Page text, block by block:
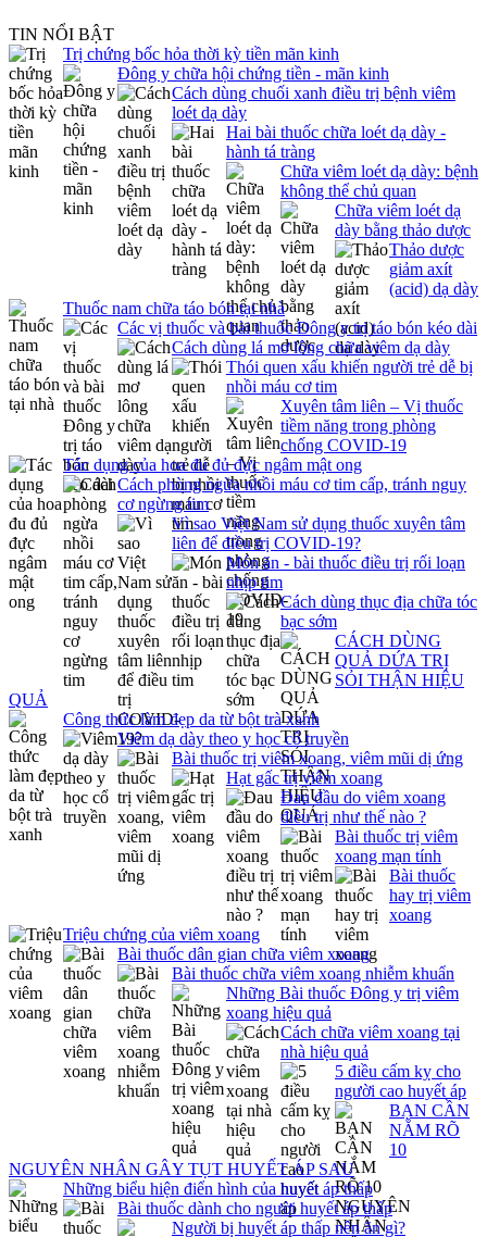
TIN NỔI BẬT
Trị chứng bốc hỏa thời kỳ tiền mãn kinh
Đông y chữa hội chứng tiền - mãn kinh
Cách dùng chuối xanh điều trị bệnh viêm
loét dạ dày
Hai bài thuốc chữa loét dạ dày -
hành tá tràng
Chữa viêm loét dạ dày: bệnh
không thể chủ quan
Chữa viêm loét dạ
dày bằng thảo dược
Thảo dược
giảm axít
(acid) dạ dày
Thuốc nam chữa táo bón tại nhà
Các vị thuốc và bài thuốc Đông y trị táo bón kéo dài
Cách dùng lá mơ lông chữa viêm dạ dày
Thói quen xấu khiến người trẻ dễ bị
nhồi máu cơ tim
Xuyên tâm liên – Vị thuốc
tiềm năng trong phòng
chống COVID-19
Tác dụng của hoa đu đủ đực ngâm mật ong
Cách phòng ngừa nhồi máu cơ tim cấp, tránh nguy
cơ ngừng tim
Vì sao Việt Nam sử dụng thuốc xuyên tâm
liên để điều trị COVID-19?
Món ăn - bài thuốc điều trị rối loạn
nhịp tim
Cách dùng thục địa chữa tóc
bạc sớm
CÁCH DÙNG
QUẢ DỨA TRỊ
SỎI THẬN HIỆU
QUẢ
Công thức làm đẹp da từ bột trà xanh
Viêm dạ dày theo y học cổ truyền
Bài thuốc trị viêm xoang, viêm mũi dị ứng
Hạt gấc trị viêm xoang
Đau đầu do viêm xoang
điều trị như thế nào ?
Bài thuốc trị viêm
xoang mạn tính
Bài thuốc
hay trị viêm
xoang
Triệu chứng của viêm xoang
Bài thuốc dân gian chữa viêm xoang
Bài thuốc chữa viêm xoang nhiễm khuẩn
Những Bài thuốc Đông y trị viêm
xoang hiệu quả
Cách chữa viêm xoang tại
nhà hiệu quả
5 điều cấm kỵ cho
người cao huyết áp
BẠN CẦN
NẮM RÕ
10
NGUYÊN NHÂN GÂY TỤT HUYẾT ÁP SAU
Những biểu hiện điển hình của huyết áp thấp
Bài thuốc dành cho người huyết áp thấp
Người bị huyết áp thấp nên ăn gì?